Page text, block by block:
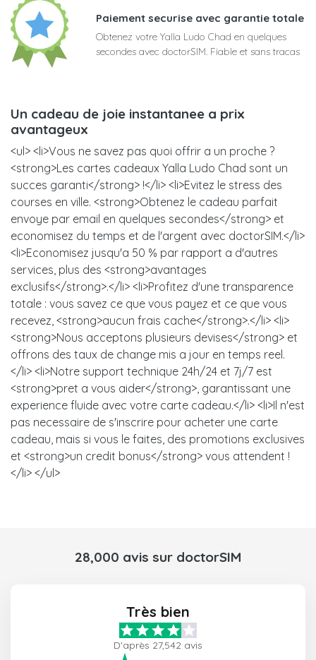
Paiement securise avec garantie totale
Obtenez votre Yalla Ludo Chad en quelques
secondes avec doctorSIM. Fiable et sans tracas
Un cadeau de joie instantanee a prix
avantageux
<ul> <li>Vous ne savez pas quoi offrir a un proche ?
<strong>Les cartes cadeaux Yalla Ludo Chad sont un
succes garanti</strong> !</li> <li>Evitez le stress des
courses en ville. <strong>Obtenez le cadeau parfait
envoye par email en quelques secondes</strong> et
economisez du temps et de l'argent avec doctorSIM.</li>
<li>Economisez jusqu'a 50 % par rapport a d'autres
services, plus des <strong>avantages
exclusifs</strong>.</li> <li>Profitez d'une transparence
totale : vous savez ce que vous payez et ce que vous
recevez, <strong>aucun frais cache</strong>.</li> <li>
<strong>Nous acceptons plusieurs devises</strong> et
offrons des taux de change mis a jour en temps reel.
</li> <li>Notre support technique 24h/24 et 7j/7 est
<strong>pret a vous aider</strong>, garantissant une
experience fluide avec votre carte cadeau.</li> <li>Il n'est
pas necessaire de s'inscrire pour acheter une carte
cadeau, mais si vous le faites, des promotions exclusives
et <strong>un credit bonus</strong> vous attendent !
</li> </ul>
28,000 avis sur doctorSIM
Très bien
D'après 27,542 avis